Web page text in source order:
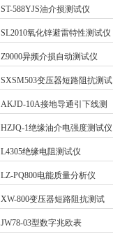
ST-588YJS油介损测试仪
SL2010氧化锌避雷特性测试仪
Z9000异频介损自动测试仪
SXSM503变压器短路阻抗测试
AKJD-10A接地导通引下线测
HZJQ-1绝缘油介电强度测试仪
L4305绝缘电阻测试仪
LZ-PQ800电能质量分析仪
XW-800变压器短路阻抗测试
JW78-03型数字兆欧表